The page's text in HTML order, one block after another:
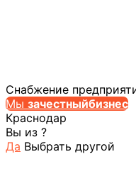
Снабжение
Мы зачестныйбизнес
Краснодар
Вы из ?
Да Выбрать другой